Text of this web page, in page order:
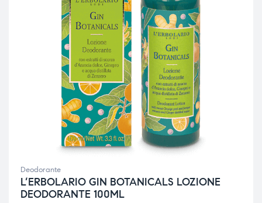
Deodorante
L’ERBOLARIO GIN BOTANICALS LOZIONE
DEODORANTE 100ML